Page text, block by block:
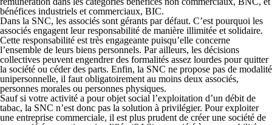
bénéfices industriels et commerciaux, BIC.
Dans la SNC, les associés sont gérants par défaut. C’est pourquoi les
associés engagent leur responsabilité de manière illimitée et solidaire.
Cette responsabilité est très engageante puisqu’elle concerne
l’ensemble de leurs biens personnels. Par ailleurs, les décisions
collectives peuvent engendrer des formalités assez lourdes pour quitter
la société ou céder des parts. Enfin, la SNC ne propose pas de modalité
unipersonnelle, il faut obligatoirement au moins deux associés,
personnes morales ou personnes physiques.
Sauf si votre activité a pour objet social l’exploitation d’un débit de
tabac, la SNC n’est donc pas la solution à privilégier. Pour exploiter
une entreprise commerciale, il est plus prudent de créer une société de